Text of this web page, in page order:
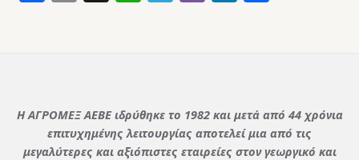
Η ΑΓΡΟΜΕΞ ΑΕΒΕ ιδρύθηκε το 1982 και μετά από 44 χρόνια
επιτυχημένης λειτουργίας αποτελεί μια από τις
μεγαλύτερες και αξιόπιστες εταιρείες στον γεωργικό και